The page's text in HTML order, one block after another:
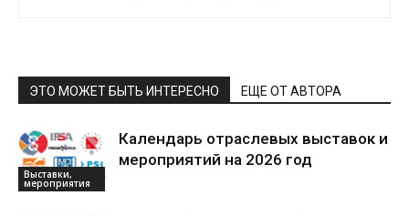
ЭТО МОЖЕТ БЫТЬ ИНТЕРЕСНО ЕЩЕ ОТ АВТОРА
Выставки,
мероприятия
Календарь отраслевых выставок и
мероприятий на 2026 год